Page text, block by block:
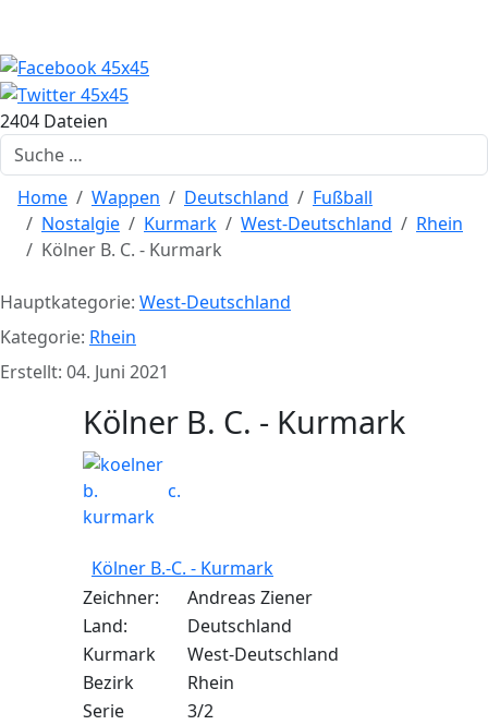
2404 Dateien
Suchen
Home Wappen Deutschland
Fußball
Nostalgie
Kurmark West-Deutschland
Rhein
Kölner B. C. - Kurmark
Hauptkategorie: West-Deutschland
Kategorie: Rhein
Erstellt: 04. Juni 2021
Kölner B. C. - Kurmark
Kölner B.-C. - Kurmark
Zeichner:
Andreas Ziener
Land:
Deutschland
Kurmark
West-Deutschland
Bezirk
Rhein
Serie
3/2